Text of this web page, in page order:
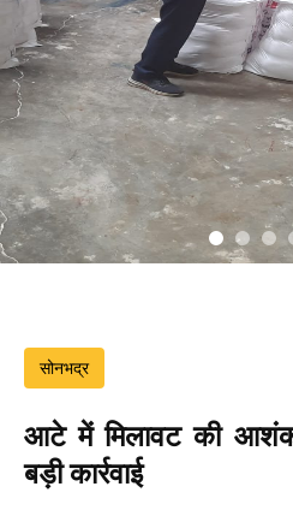
सोनभद्र
आटे में मिलावट की
बड़ी कार्रवाई